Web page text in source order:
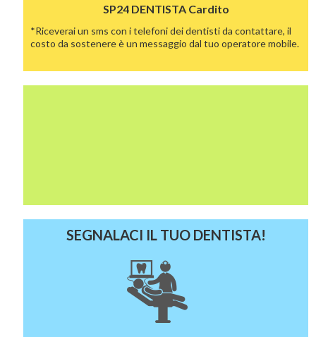
SP24 DENTISTA Cardito
*Riceverai un sms con i telefoni dei dentisti da contattare, il
costo da sostenere è un messaggio dal tuo operatore mobile.
SEGNALACI IL TUO DENTISTA!